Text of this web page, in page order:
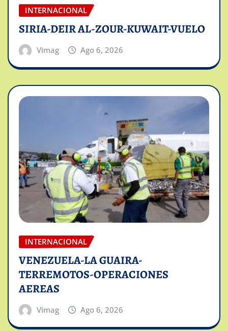
INTERNACIONAL
SIRIA-DEIR AL-ZOUR-KUWAIT-VUELO
Vimag Ago 6, 2026
INTERNACIONAL
VENEZUELA-LA GUAIRA-
TERREMOTOS-OPERACIONES
AEREAS
Vimag Ago 6, 2026